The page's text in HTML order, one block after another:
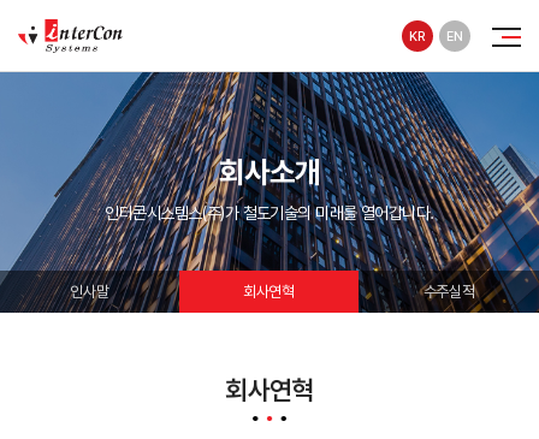
KR EN
회사소개
인터콘시스템스(주)가 철도기술의 미래를 열어갑니다.
인사말 회사연혁 수주실적
회사연혁